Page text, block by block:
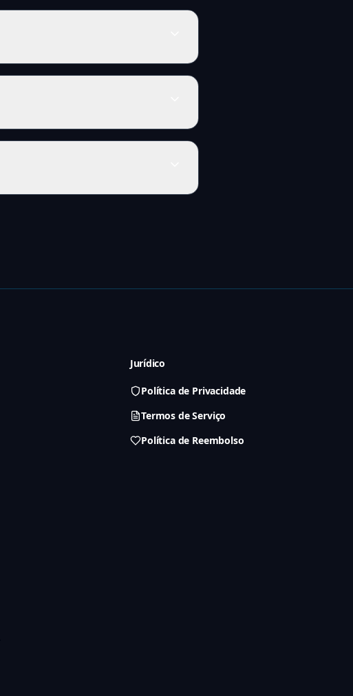
Jurídico
Política de Privacidade
Termos de Serviço
Política de Reembolso